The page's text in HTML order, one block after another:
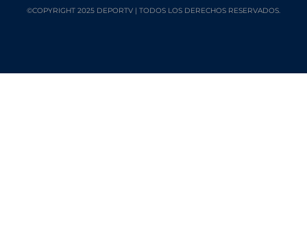
©COPYRIGHT 2025 DEPORTV | TODOS LOS DERECHOS RESERVADOS.